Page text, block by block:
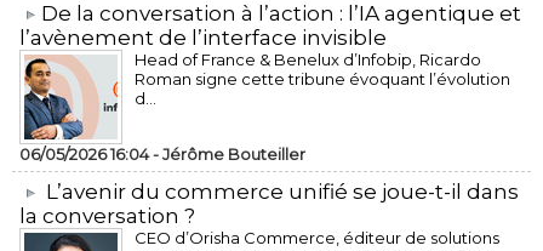
​De la conversation à l’action : l’IA agentique et
l’avènement de l’interface invisible
Head of France & Benelux d’Infobip, Ricardo
Roman signe cette tribune évoquant l’évolution
d...
06/05/2026 16:04 -Jérôme Bouteiller
L’avenir du commerce unifié se joue-t-il dans
la conversation ?
CEO d’Orisha Commerce, éditeur de solutions